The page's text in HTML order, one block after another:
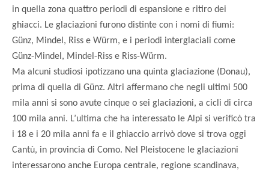
in quella zona quattro periodi di espansione e ritiro dei
ghiacci. Le glaciazioni furono distinte con i nomi di fiumi:
Günz, Mindel, Riss e Würm, e i periodi interglaciali come
Günz-Mindel, Mindel-Riss e Riss-Würm.
Ma alcuni studiosi ipotizzano una quinta glaciazione (Donau),
prima di quella di Günz. Altri affermano che negli ultimi 500
mila anni si sono avute cinque o sei glaciazioni, a cicli di circa
100 mila anni. L’ultima che ha interessato le Alpi si verificò tra
i 18 e i 20 mila anni fa e il ghiaccio arrivò dove si trova oggi
Cantù, in provincia di Como. Nel Pleistocene le glaciazioni
interessarono anche Europa centrale, regione scandinava,